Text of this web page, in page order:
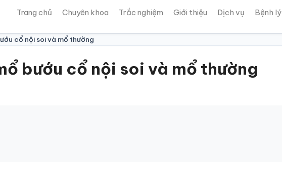
Trang chủ Chuyên khoa Trắc nghiệm Giới thiệu Dịch vụ Bệnh lý
cổ nội soi và mổ thường
bướu cổ nội soi và mổ thường